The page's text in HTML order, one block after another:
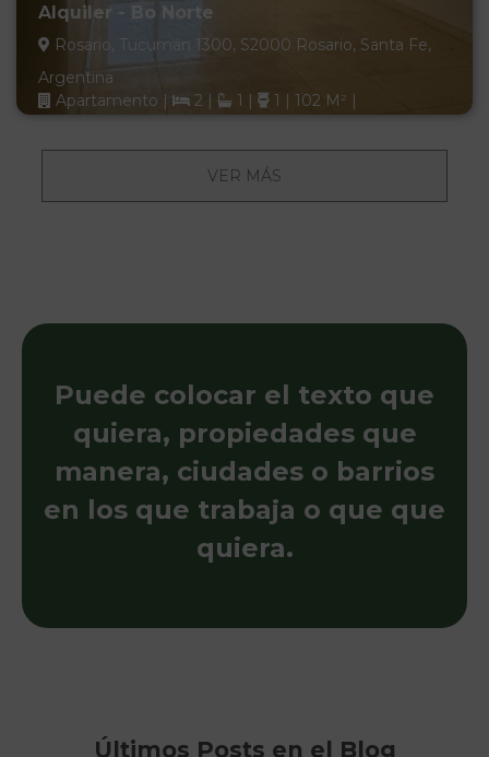
Alquiler - Bo Norte
Rosario, Tucumán 1300, S2000 Rosario, Santa Fe,
Argentina
Apartamento | 2 | 1 | 1 | 102 M² |
VER MÁS
Puede colocar el texto que
quiera, propiedades que
manera, ciudades o barrios
en los que trabaja o que que
quiera.
Últimos Posts en el Blog